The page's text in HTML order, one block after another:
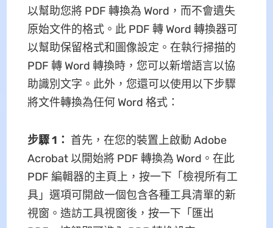
以幫助您將 PDF 轉換為 Word，而不會遺失
原始文件的格式。此 PDF 轉 Word 轉換器可
以幫助保留格式和圖像設定。在執行掃描的
PDF 轉 Word 轉換時，您可以新增語言以協
助識別文字。此外，您還可以使用以下步驟
將文件轉換為任何 Word 格式：
步驟 1： 首先，在您的裝置上啟動 Adob​​e
Acrobat 以開始將 PDF 轉換為 Word。在此
PDF 編輯器的主頁上，按一下「檢視所有工
具」選項可開啟一個包含各種工具清單的新
視窗。造訪工具視窗後，按一下「匯出